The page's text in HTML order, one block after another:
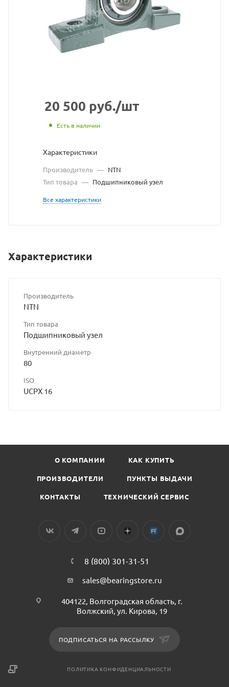
с
сайта
https://
без
разрешения
сайта
20 500 руб./шт
Есть в наличии
Характеристики
Производитель — NTN
Тип товара — Подшипниковый узел
Все характеристики
Характеристики
Производитель
NTN
Тип товара
Подшипниковый узел
Внутренний диаметр
80
ISO
UCPX 16
О КОМПАНИИ КАК КУПИТЬ
ПРОИЗВОДИТЕЛИ ПУНКТЫ ВЫДАЧИ
КОНТАКТЫ ТЕХНИЧЕСКИЙ СЕРВИС
8 (800) 301-31-51
sales@bearingstore.ru
404122, Волгоградская область, г.
Волжский, ул. Кирова, 19
ПОДПИСАТЬСЯ НА РАССЫЛКУ
ПОЛИТИКА КОНФИДЕНЦИАЛЬНОСТИ